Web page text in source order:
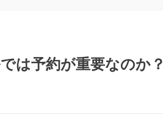
は予約が重要なのか？